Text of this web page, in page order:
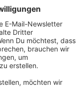
für Uber fährt,